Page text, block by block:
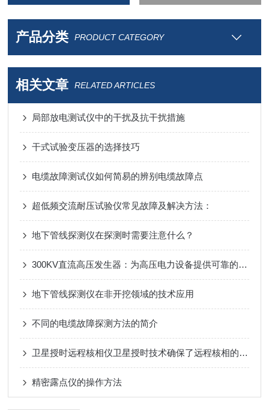
产品分类 PRODUCT CATEGORY
相关文章 RELATED ARTICLES
局部放电测试仪中的干扰及抗干扰措施
干式试验变压器的选择技巧
电缆故障测试仪如何简易的辨别电缆故障点
超低频交流耐压试验仪常见故障及解决方法：
地下管线探测仪在探测时需要注意什么？
300KV直流高压发生器：为高压电力设备提供可靠的测试解决方案
地下管线探测仪在非开挖领域的技术应用
不同的电缆故障探测方法的简介
卫星授时远程核相仪卫星授时技术确保了远程核相的准确性和可靠性
精密露点仪的操作方法